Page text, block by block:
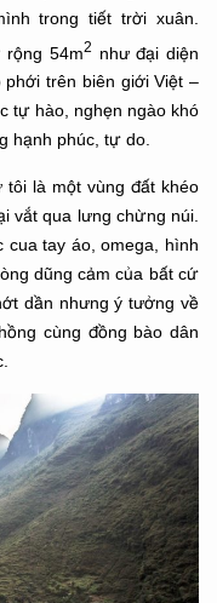
trong tiết trời xuân.
rộng 54m2
như đại diện
trên biên giới Việt –
tự hào, nghẹn ngào khó
hạnh phúc, tự do.
là một vùng đất khéo
vắt qua lưng chừng núi.
cua tay áo, omega, hình
dũng cảm của bất cứ
dần nhưng ý tưởng về
cùng đồng bào dân